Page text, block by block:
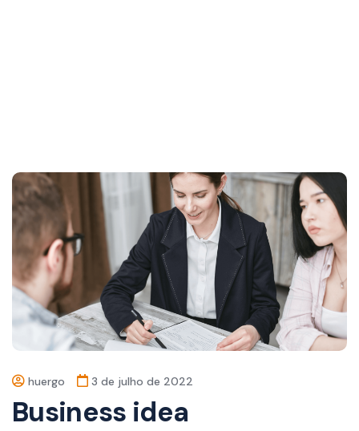
huergo 3 de julho de 2022
Business idea